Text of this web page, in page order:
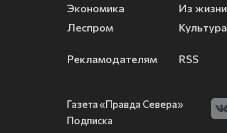
Экономика
Леспром
Из жизни
Культура
Рекламодателям RSS
Газета «Правда Севера»
Подписка